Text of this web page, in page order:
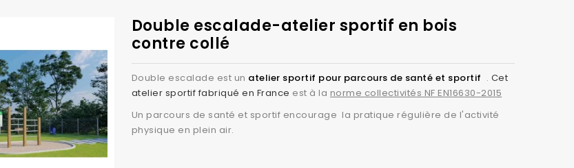
Double escalade-atelier sportif en bois
contre collé
Double escalade est un atelier sportif pour parcours de santé et sportif . Cet
atelier sportif fabriqué en France est à la norme collectivités NF EN16630-2015
Un parcours de santé et sportif encourage la pratique régulière de l'activité
physique en plein air.